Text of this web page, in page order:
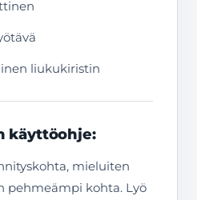
liukukiristin
käyttöohje:
mieluiten
pehmeämpi kohta. Lyö